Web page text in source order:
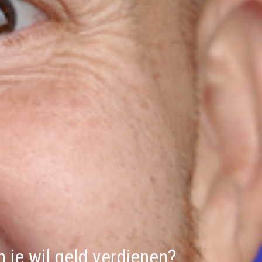
je wil geld verdienen?